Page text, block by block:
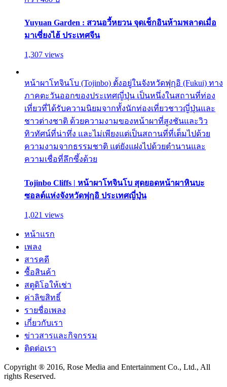
Yuyuan Garden : สวนอวี้หยวน จุดเช็กอินห้ามพลาดเมื่อ
มาเซี่ยงไฮ้ ประเทศจีน
1,307 views
หน้าผาโทจินโบ (Tojinbo) ตั้งอยู่ในจังหวัดฟุกุอิ (Fukui) ทาง
ภาคตะวันออกของประเทศญี่ปุ่น เป็นหนึ่งในสถานที่ท่อง
เที่ยวที่ได้รับความนิยมจากทั้งนักท่องเที่ยวชาวญี่ปุ่นและ
ชาวต่างชาติ ด้วยความงามของหน้าผาที่สูงชันและวิว
ทิวทัศน์ที่น่าทึ่ง และไม่เพียงแต่เป็นสถานที่ที่เต็มไปด้วย
ความงามจากธรรมชาติ แต่ยังแฝงไปด้วยตำนานและ
ความเชื่อที่ลึกซึ้งด้วย
Tojinbo Cliffs | หน้าผาโทจินโบ สุดยอดหน้าผาหินบะ
ซอลต์แห่งจังหวัดฟุกุอิ ประเทศญี่ปุ่น
1,021 views
หน้าแรก
เพลง
สารคดี
ซื้อสินค้า
สตูดิโอให้เช่า
ค่าลิขสิทธิ์
รายชื่อเพลง
เกี่ยวกับเรา
ข่าวสารและกิจกรรม
ติดต่อเรา
Copyright ® 2016, Rose Media and Entertainment Co., Ltd., All
rights Reserved.